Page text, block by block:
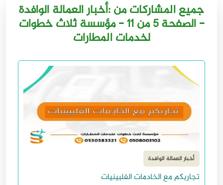
جميع المشاركات من :أخبار العمالة الوافدة
- الصفحة 5 من 11 - مؤسسة ثلاث خطوات
لخدمات المطارات
أخبار العمالة الوافدة
تجاربكم مع الخادمات الفلبينيات